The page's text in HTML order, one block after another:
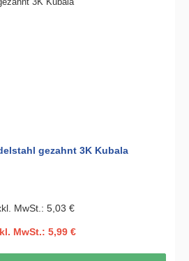
gezahnt 3K Kubala
MwSt.: 5,03 €
MwSt.: 5,99 €